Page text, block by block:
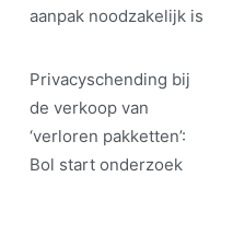
aanpak noodzakelijk is
Privacyschending bij
de verkoop van
‘verloren pakketten’:
Bol start onderzoek